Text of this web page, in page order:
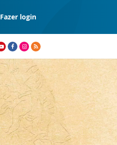
Fazer login